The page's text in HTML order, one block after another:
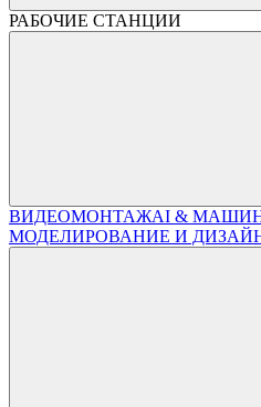
РАБОЧИЕ СТАНЦИИ
ВИДЕОМОНТАЖAI &
МОДЕЛИРОВАНИЕ И